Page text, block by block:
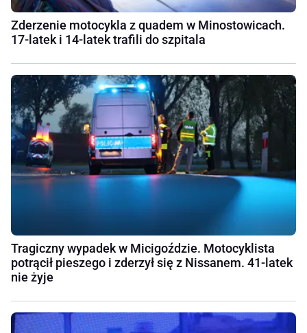
Zderzenie motocykla z quadem w Minostowicach.
17-latek i 14-latek trafili do szpitala
Tragiczny wypadek w Micigoździe. Motocyklista
potrącił pieszego i zderzył się z Nissanem. 41-latek
nie żyje